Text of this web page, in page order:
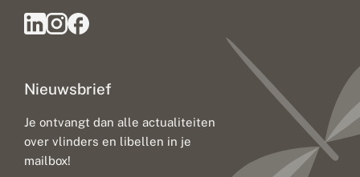
Nieuwsbrief
Je ontvangt dan alle actualiteiten
over vlinders en libellen in je
mailbox!